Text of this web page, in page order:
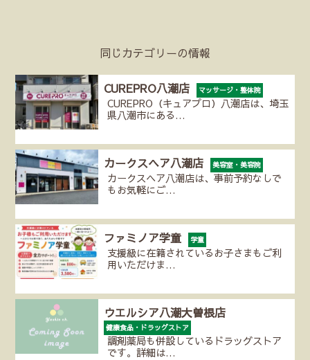
同じカテゴリーの情報
CUREPRO八潮店 マッサージ・整体院
CUREPRO（キュアプロ）八潮店は、埼玉
県八潮市にある…
カークスヘア八潮店 美容室・美容院
カークスヘア八潮店は、事前予約なしで
もお気軽にご…
ファミノア学童 学童
支援級に在籍されているお子さまもご利
用いただけま…
ウエルシア八潮大曽根店
健康食品・ドラッグストア
調剤薬局も併設しているドラッグストア
です。詳細は…